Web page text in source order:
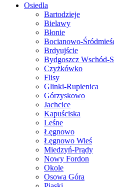
Osiedla
Bartodzieje
Bielawy
Błonie
Bocianowo-
Brdyujście
Bydgoszcz Wschód-
Czyżkówko
Flisy
Glinki-Rupienica
Górzyskowo
Jachcice
Kapuściska
Leśne
Łęgnowo
Łęgnowo Wieś
Miedzyń-Prądy
Nowy Fordon
Okole
Osowa Góra